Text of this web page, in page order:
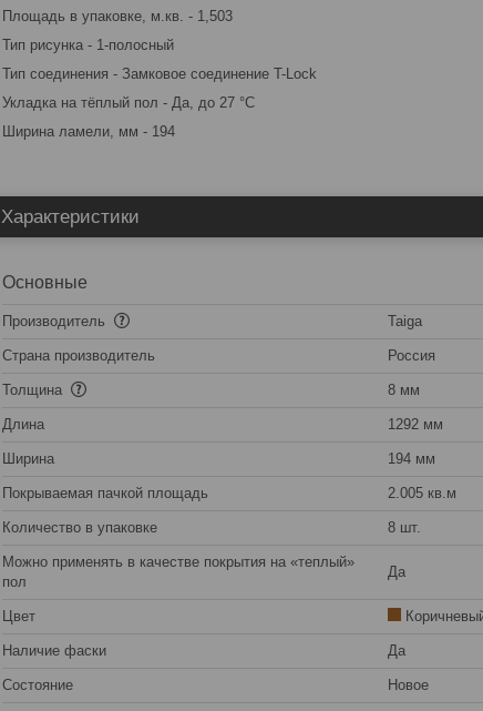
Площадь в упаковке, м.кв. - 1,503
Тип рисунка - 1-полосный
Тип соединения - Замковое соединение T-Lock
Укладка на тёплый пол - Да, до 27 °C
Ширина ламели, мм - 194
Характеристики
Основные
Производитель Taiga
Страна производитель Россия
Толщина 8 мм
Длина 1292 мм
Ширина 194 мм
Покрываемая пачкой площадь 2.005 кв.м
Количество в упаковке 8 шт.
Можно применять в качестве покрытия на «теплый»
пол
Да
Цвет
Наличие фаски Да
Состояние Новое